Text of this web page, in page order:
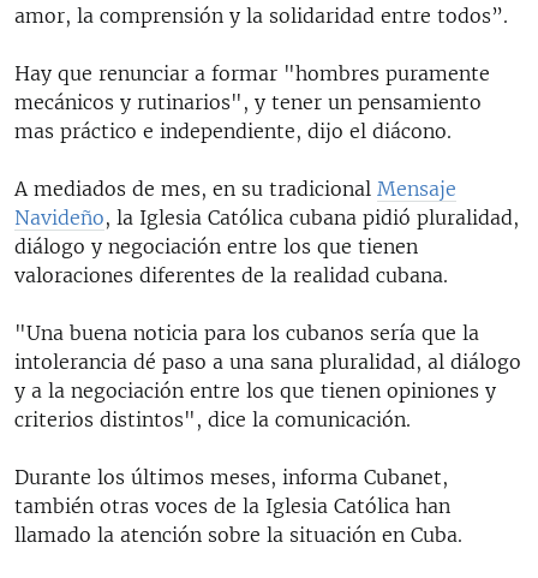
amor, la comprensión y la solidaridad entre todos”.
Hay que renunciar a formar "hombres puramente
mecánicos y rutinarios", y tener un pensamiento
mas práctico e independiente, dijo el diácono.
A mediados de mes, en su tradicional Mensaje
Navideño, la Iglesia Católica cubana pidió pluralidad,
diálogo y negociación entre los que tienen
valoraciones diferentes de la realidad cubana.
"Una buena noticia para los cubanos sería que la
intolerancia dé paso a una sana pluralidad, al diálogo
y a la negociación entre los que tienen opiniones y
criterios distintos", dice la comunicación.
Durante los últimos meses, informa Cubanet,
también otras voces de la Iglesia Católica han
llamado la atención sobre la situación en Cuba.